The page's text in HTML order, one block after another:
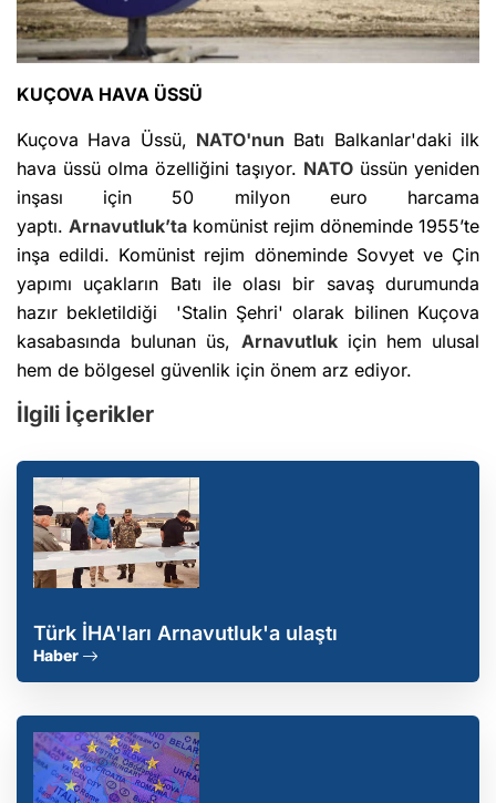
KUÇOVA HAVA ÜSSÜ
Kuçova Hava Üssü, NATO'nun Batı Balkanlar'daki ilk
hava üssü olma özelliğini taşıyor. NATO üssün yeniden
inşası için 50 milyon euro harcama
yaptı. Arnavutluk’ta komünist rejim döneminde 1955’te
inşa edildi. Komünist rejim döneminde Sovyet ve Çin
yapımı uçakların Batı ile olası bir savaş durumunda
hazır bekletildiği 'Stalin Şehri' olarak bilinen Kuçova
kasabasında bulunan üs, Arnavutlukiçin hem ulusal
hem de bölgesel güvenlik için önem arz ediyor.
İlgili İçerikler
Türk İHA'ları Arnavutluk'a ulaştı
Haber